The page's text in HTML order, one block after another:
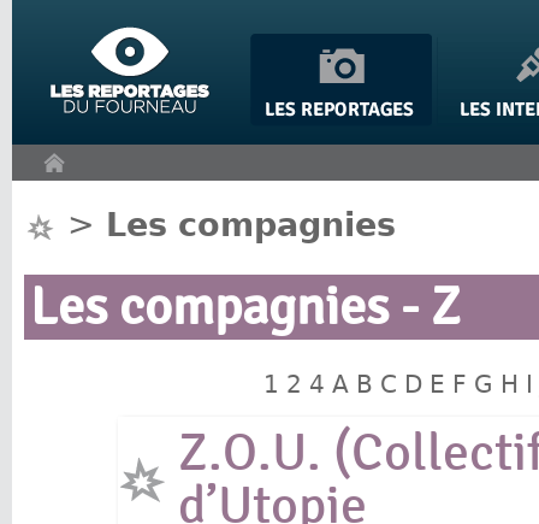
> Les compagnies
Les compagnies - Z
1 2 4 A B C D E F G H
Z.O.U.
d’Utopie